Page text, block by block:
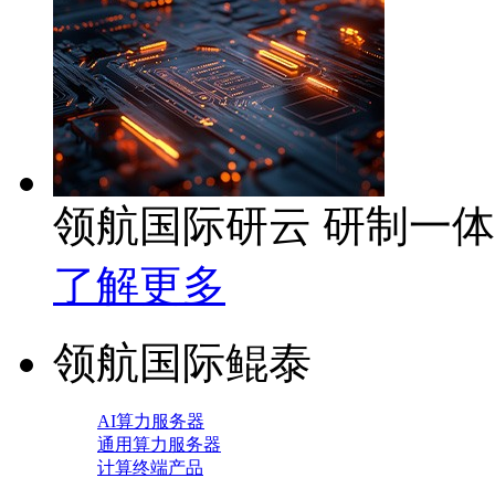
领航国际研云 研制一
了解更多
领航国际鲲泰
AI算力服务器
通用算力服务器
计算终端产品